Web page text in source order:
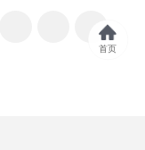
首页